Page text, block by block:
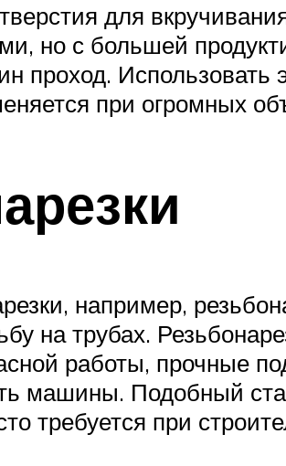
для
но с большей
проход. Использовать
при огромных
например,
на трубах.
работы, прочные
машины. Подобный
требуется при